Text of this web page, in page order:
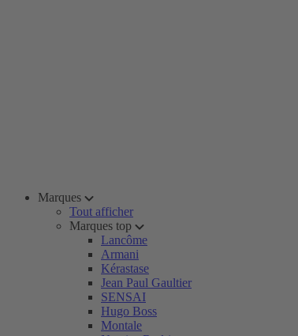
Marques
Tout afficher
Marques top
Lancôme
Armani
Kérastase
Jean Paul Gaultier
SENSAI
Hugo Boss
Montale